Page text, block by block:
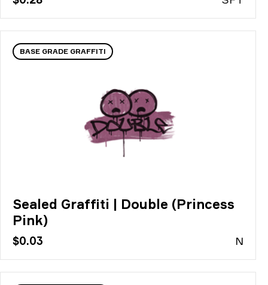
BASE GRADE GRAFFITI
Sealed Graffiti | Double (Princess
Pink)
$0.03 N